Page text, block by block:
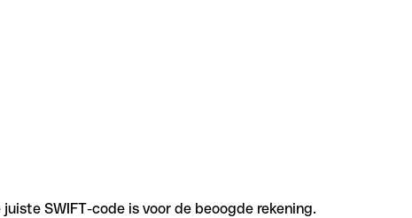
SWIFT-code is voor de beoogde rekening.